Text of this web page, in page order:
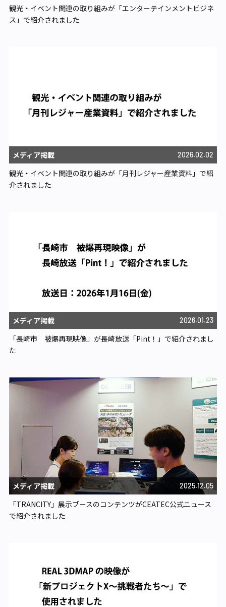
観光・イベント関連の取り組みが「エンターテインメントビジネ
ス」で紹介されました
メディア掲載 2026.02.02
観光・イベント関連の取り組みが「月刊レジャー産業資料」で紹
介されました
メディア掲載 2026.01.23
「長崎市 被爆再現映像」が長崎放送「Pint！」で紹介されまし
た
メディア掲載 2025.12.05
「TRANCITY」展示ブースのコンテンツがCEATEC公式ニュース
で紹介されました